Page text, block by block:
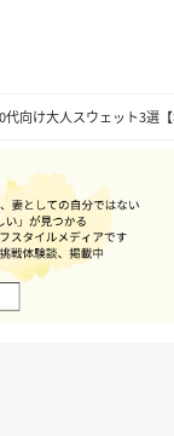
向け大人スウェット3選